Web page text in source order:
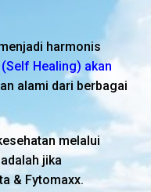
harmonis
Healing) akan
alami dari berbagai
melalui
jika
& Fytomaxx.